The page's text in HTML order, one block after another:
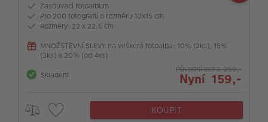
Zasouvací fotoalbum
Pro 200 fotografií o rozměru 10x15 cm
Rozměry: 22 x 22,5 cm
MNOŽSTEVNÍ SLEVY na veškerá fotoalba: 10% (2ks), 15%
(3ks) a 20% (od 4ks)
Skladem
Původní cena 259,-
Nyní 159,-
KOUPIT